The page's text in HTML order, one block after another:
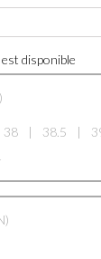
disponible
38 38.5